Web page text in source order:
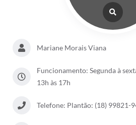
Mariane Morais Viana
Funcionamento: Segunda à
13h às 17h
Telefone: Plantão: (18) 99821-